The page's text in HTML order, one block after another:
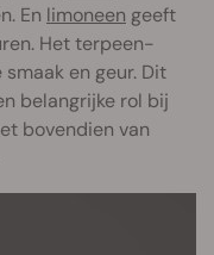
En limoneen geeft
Het terpeen-
en geur. Dit
belangrijke rol bij
bovendien van